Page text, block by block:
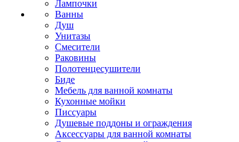
Лампочки
Ванны
Душ
Унитазы
Смесители
Раковины
Полотенцесушители
Биде
Мебель для ванной комнаты
Кухонные мойки
Писсуары
Душевые поддоны и ограждения
Аксессуары для ванной комнаты